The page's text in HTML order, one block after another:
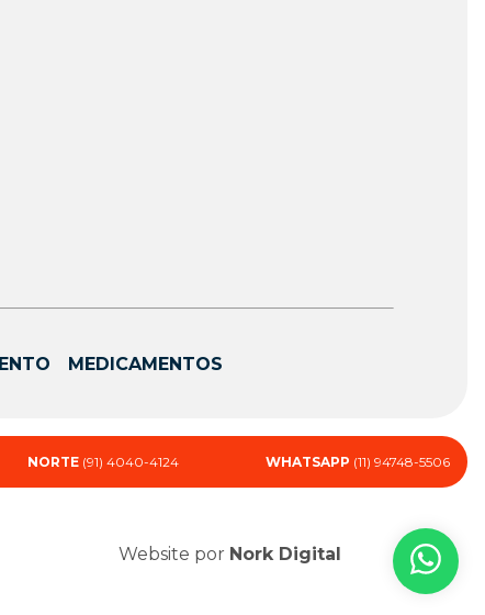
MEDICAMENTOS
NORTE (91) 4040-4124 WHATSAPP (11) 94748-5506
Website por Nork Digital